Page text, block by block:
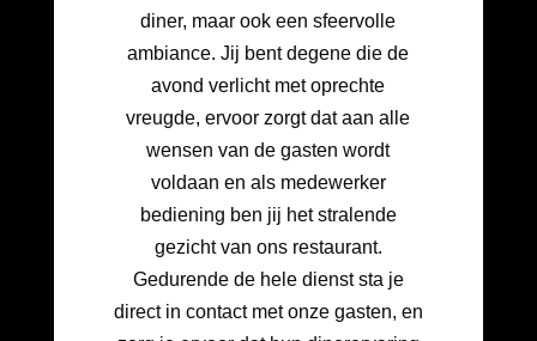
diner, maar ook een sfeervolle
ambiance. Jij bent degene die de
avond verlicht met oprechte
vreugde, ervoor zorgt dat aan alle
wensen van de gasten wordt
voldaan en als medewerker
bediening ben jij het stralende
gezicht van ons restaurant.
Gedurende de hele dienst sta je
direct in contact met onze gasten, en